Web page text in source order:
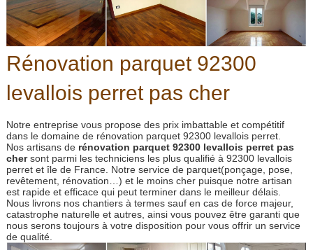
Rénovation parquet 92300
levallois perret pas cher
Notre entreprise vous propose des prix imbattable et compétitif
dans le domaine de rénovation parquet 92300 levallois perret.
Nos artisans de rénovation parquet 92300 levallois perret pas
chersont parmi les techniciens les plus qualifié à 92300 levallois
perret et île de France. Notre service de parquet(ponçage, pose,
revêtement, rénovation…) et le moins cher puisque notre artisan
est rapide et efficace qui peut terminer dans le meilleur délais.
Nous livrons nos chantiers à termes sauf en cas de force majeur,
catastrophe naturelle et autres, ainsi vous pouvez être garanti que
nous serons toujours à votre disposition pour vous offrir un service
de qualité.